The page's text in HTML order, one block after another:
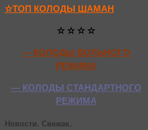
✫ТОП КОЛОДЫ ШАМАН
✫ ✫ ✫ ✫
— КОЛОДЫ ВОЛЬНОГО
РЕЖИМА
— КОЛОДЫ СТАНДАРТНОГО
РЕЖИМА
Новости. Свежак.